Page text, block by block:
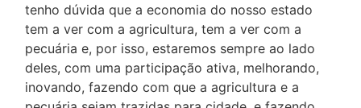
tenho dúvida que a economia do nosso estado
tem a ver com a agricultura, tem a ver com a
pecuária e, por isso, estaremos sempre ao lado
deles, com uma participação ativa, melhorando,
inovando, fazendo com que a agricultura e a